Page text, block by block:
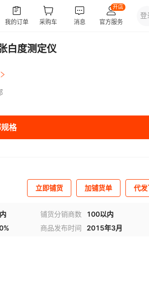
白度测定仪
格
立即铺货 加铺货单 代
铺货分销商数
100以内
商品发布时间 2015年3月